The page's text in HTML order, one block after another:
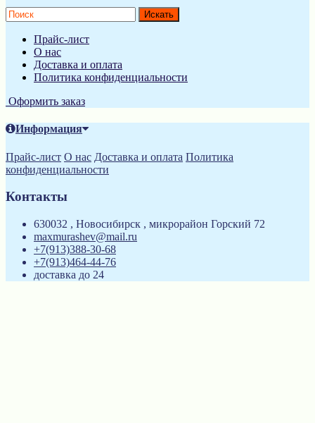
Прайс-лист
О нас
Доставка и оплата
Политика конфиденциальности
Оформить заказ
Информация
Прайс-лист О нас Доставка и оплата Политика
конфиденциальности
Контакты
630032 , Новосибирск , микрорайон Горский 72
maxmurashev@mail.ru
+7(913)388-30-68
+7(913)464-44-76
доставка до 24